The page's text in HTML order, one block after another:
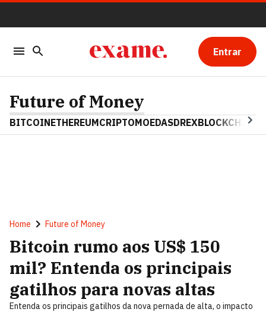
Entrar
Future of Money
BITCOINETHEREUMCRIPTOMOEDASDREXBLOCKCHAIN
Home Future of Money
Bitcoin rumo aos US$ 150
mil? Entenda os principais
gatilhos para novas altas
Entenda os principais gatilhos da nova pernada de alta, o impacto